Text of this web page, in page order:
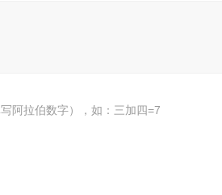
阿拉伯数字），如：三加四=7